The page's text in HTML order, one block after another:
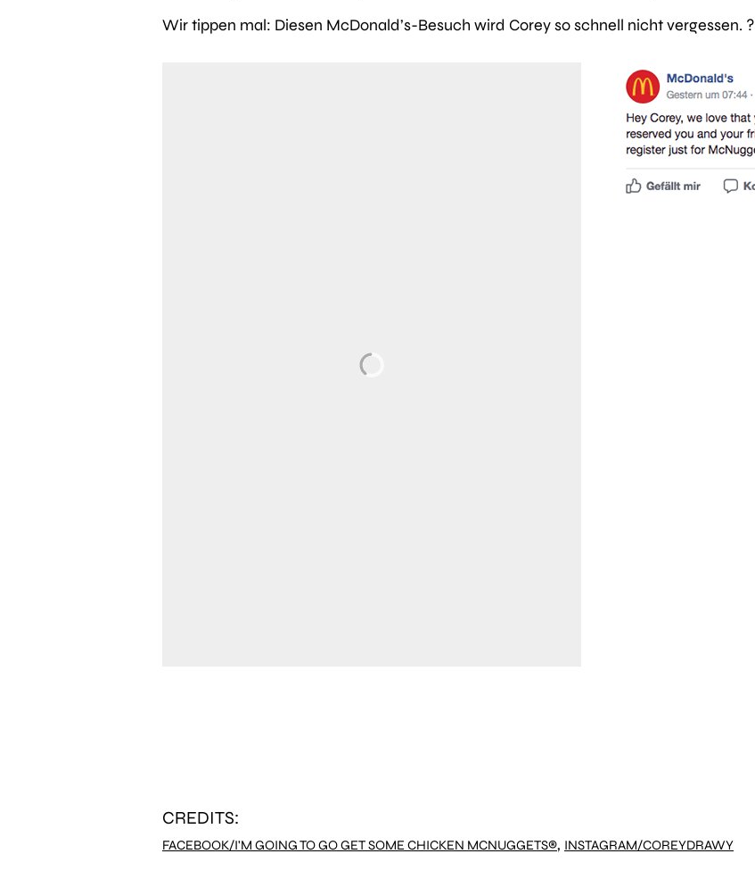
Wir tippen mal: Diesen McDonald’s-Besuch wird Corey so schnell nicht vergessen. ?
CREDITS:
FACEBOOK/I'M GOING TO GO GET SOME CHICKEN MCNUGGETS®, INSTAGRAM/COREYDRAWY